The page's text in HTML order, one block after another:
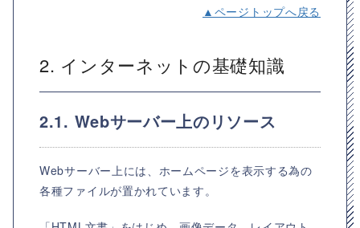
▲ページトップへ戻る
2. インターネットの基礎知識
2.1. Webサーバー上のリソース
Webサーバー上には、ホームページを表示する為の
各種ファイルが置かれています。